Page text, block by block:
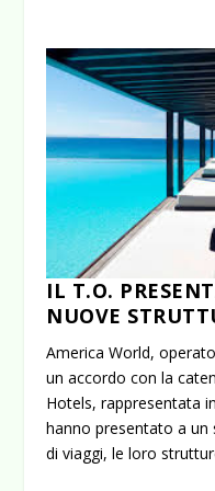
IL T.O.
NUOVE
America World,
un accordo con la
Hotels, rappresentata
hanno presentato a un
di viaggi, le loro